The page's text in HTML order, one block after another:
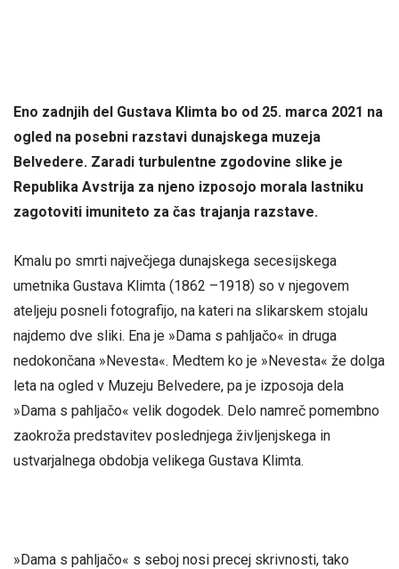
Eno zadnjih del Gustava Klimta bo od 25. marca 2021 na
ogled na posebni razstavi dunajskega muzeja
Belvedere. Zaradi turbulentne zgodovine slike je
Republika Avstrija za njeno izposojo morala lastniku
zagotoviti imuniteto za čas trajanja razstave.
Kmalu po smrti največjega dunajskega secesijskega
umetnika Gustava Klimta (1862 –1918) so v njegovem
ateljeju posneli fotografijo, na kateri na slikarskem stojalu
najdemo dve sliki. Ena je »Dama s pahljačo« in druga
nedokončana »Nevesta«. Medtem ko je »Nevesta« že dolga
leta na ogled v Muzeju Belvedere, pa je izposoja dela
»Dama s pahljačo« velik dogodek. Delo namreč pomembno
zaokroža predstavitev poslednjega življenjskega in
ustvarjalnega obdobja velikega Gustava Klimta.
»Dama s pahljačo« s seboj nosi precej skrivnosti, tako